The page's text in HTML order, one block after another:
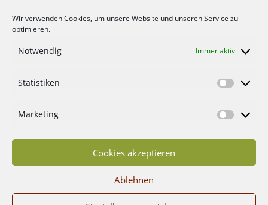
Wir verwenden Cookies, um unsere Website und unseren Service zu
optimieren.
Notwendig Immer aktiv
Statistiken
Marketing
Cookies akzeptieren
Ablehnen
© 2026 GrünTrend | All rights reserved